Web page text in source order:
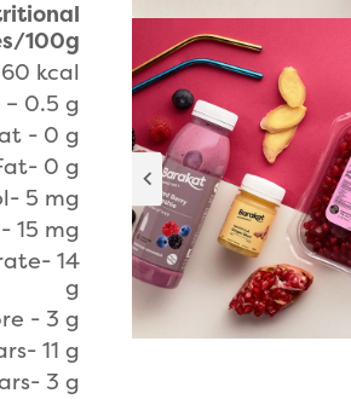
100g
kcal
0.5 g
- 0 g
0 g
5 mg
15 mg
14
g
- 3 g
11 g
3 g